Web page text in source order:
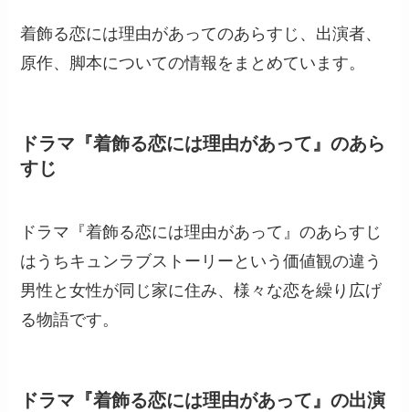
着飾る恋には理由があってのあらすじ、出演者、
原作、脚本についての情報をまとめています。
ドラマ『着飾る恋には理由があって』のあら
すじ
ドラマ『着飾る恋には理由があって』のあらすじ
はうちキュンラブストーリーという価値観の違う
男性と女性が同じ家に住み、様々な恋を繰り広げ
る物語です。
ドラマ『着飾る恋には理由があって』の出演